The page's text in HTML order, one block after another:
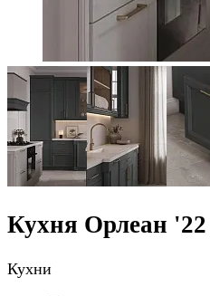
Кухня Орлеан '22
Кухни